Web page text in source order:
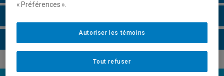
« Préférences ».
Tout refuser
Autoriser les témoins